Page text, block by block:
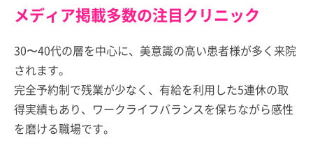
メディア掲載多数の注目クリニック
30〜40代の層を中心に、美意識の高い患者様が多く来院
されます。
完全予約制で残業が少なく、有給を利用した5連休の取
得実績もあり、ワークライフバランスを保ちながら感性
を磨ける職場です。